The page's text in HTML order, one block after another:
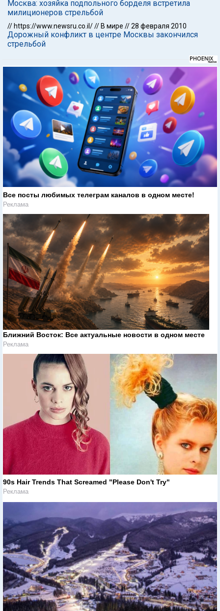
Москва: хозяйка подпольного борделя встретила
милиционеров стрельбой
// https://www.newsru.co.il/// В мире //28 февраля 2010
Дорожный конфликт в центре Москвы закончился
стрельбой
Все посты любимых телеграм каналов в одном месте!
Реклама
Ближний Восток: Все актуальные новости в одном месте
Реклама
90s Hair Trends That Screamed "Please Don't Try"
Реклама